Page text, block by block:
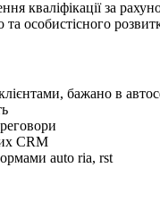
кваліфікації за
особистісного
бажано в
CRM
auto ria, rst